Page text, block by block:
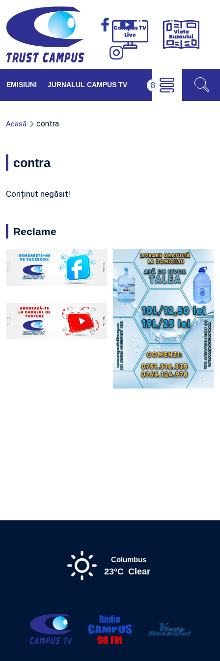
Campus
Viața
EMISIUNI JURNALUL CAMPUS TV
Acasă contra
contra
Conținut negăsit!
Reclame
Columbus
23°C Clear